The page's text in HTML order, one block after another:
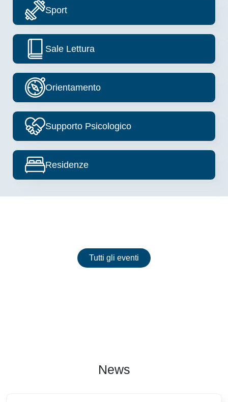
ImageSport
ImageSale Lettura
ImageOrientamento
ImageSupporto Psicologico
ImageResidenze
Tutti gli eventi
News